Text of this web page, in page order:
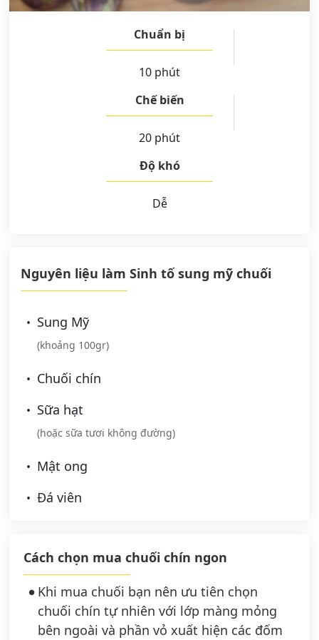
Chuẩn bị
10 phút
Chế biến
20 phút
Độ khó
Dễ
Nguyên liệu làm Sinh tố sung mỹ chuối
Sung Mỹ
(khoảng 100gr)
Chuối chín
Sữa hạt
(hoặc sữa tươi không đường)
Mật ong
Đá viên
Cách chọn mua chuối chín ngon
Khi mua chuối bạn nên ưu tiên chọn
chuối chín tự nhiên với lớp màng mỏng
bên ngoài và phần vỏ xuất hiện các đốm